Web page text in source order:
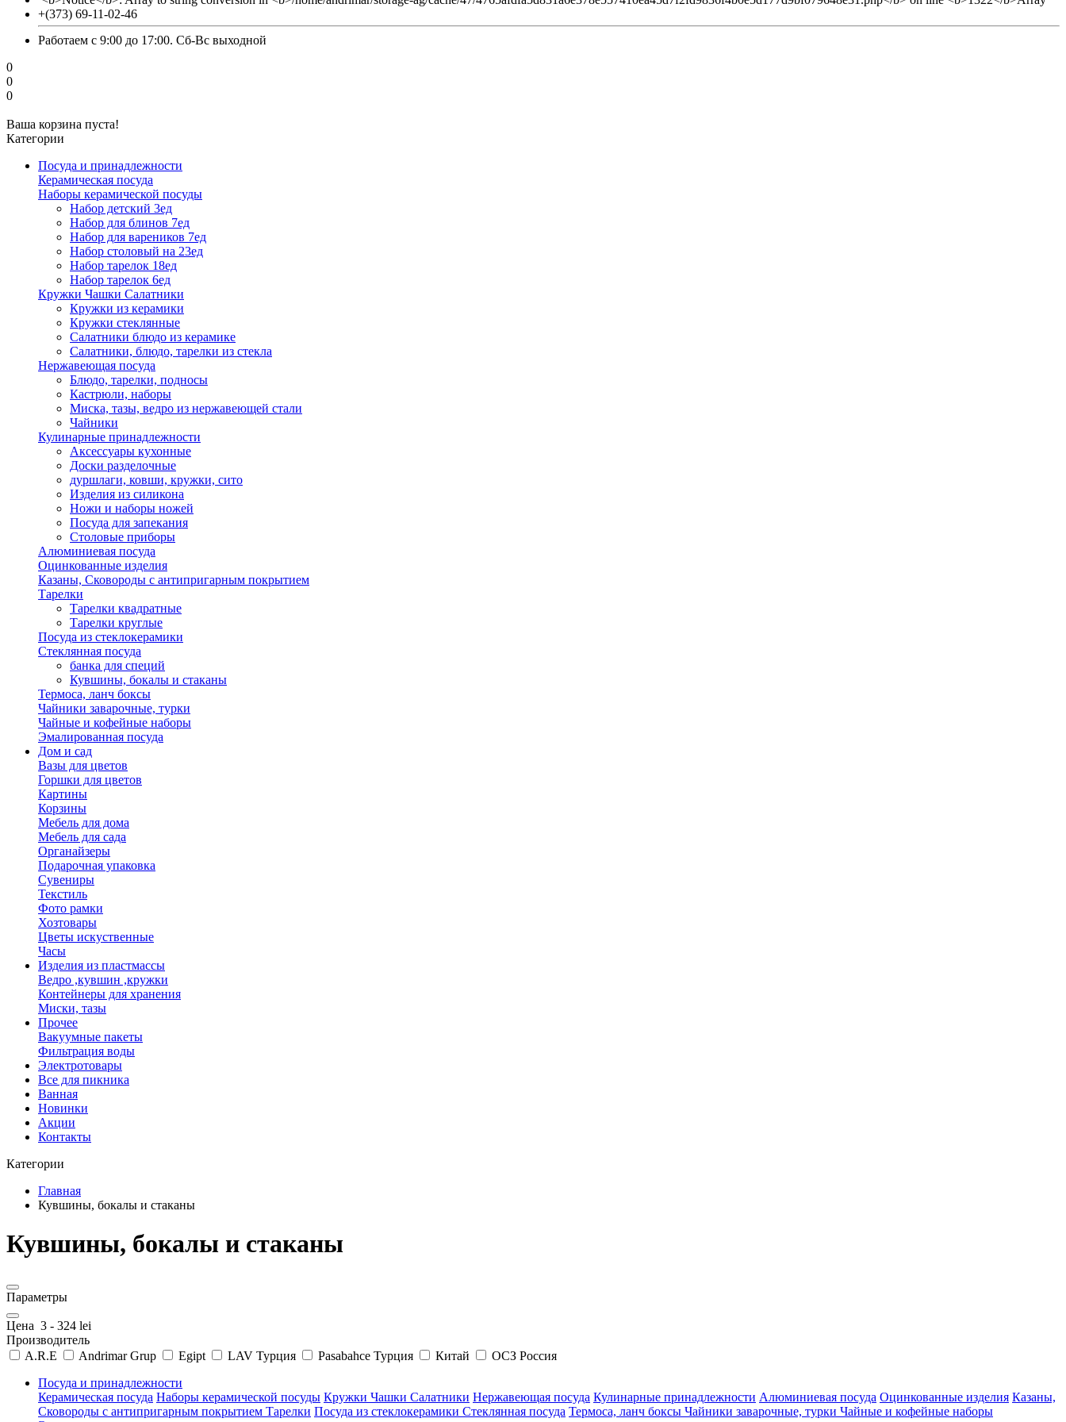
+(373) 69-11-02-46
Работаем с 9:00 до 17:00. Сб-Вс выходной
0
0
0
Ваша корзина пуста!
Категории
Посуда и принадлежности
Керамическая посуда
Наборы керамической посуды
Набор детский 3ед
Набор для блинов 7ед
Набор для вареников 7ед
Набор столовый на 23ед
Набор тарелок 18ед
Набор тарелок 6ед
Кружки Чашки Салатники
Кружки из керамики
Кружки стеклянные
Салатники блюдо из керамике
Салатники, блюдо, тарелки из стекла
Нержавеющая посуда
Блюдо, тарелки, подносы
Кастрюли, наборы
Миска, тазы, ведро из нержавеющей стали
Чайники
Кулинарные принадлежности
Аксессуары кухонные
Доски разделочные
дуршлаги, ковши, кружки, сито
Изделия из силикона
Ножи и наборы ножей
Посуда для запекания
Столовые приборы
Алюминиевая посуда
Оцинкованные изделия
Казаны, Сковороды с антипригарным покрытием
Тарелки
Тарелки квадратные
Тарелки круглые
Посуда из стеклокерамики
Стеклянная посуда
банка для специй
Кувшины, бокалы и стаканы
Термоса, ланч боксы
Чайники заварочные, турки
Чайные и кофейные наборы
Эмалированная посуда
Дом и сад
Вазы для цветов
Горшки для цветов
Картины
Корзины
Мебель для дома
Мебель для сада
Органайзеры
Подарочная упаковка
Сувениры
Текстиль
Фото рамки
Хозтовары
Цветы искуственные
Часы
Изделия из пластмассы
Ведро ,кувшин ,кружки
Контейнеры для хранения
Миски, тазы
Прочее
Вакуумные пакеты
Фильтрация воды
Электротовары
Все для пикника
Ванная
Новинки
Акции
Контакты
Категории
Главная
Кувшины, бокалы и стаканы
Кувшины, бокалы и стаканы
Параметры
Цена 3 - 324 lei
Производитель
A.R.E
Andrimar Grup Egipt LAV Турция Pasabahce Турция Китай
ОСЗ Россия
Посуда и принадлежности
Керамическая посуда Наборы керамической посуды Кружки Чашки Салатники Нержавеющая посуда Кулинарные принадлежности Алюминиевая посуда Оцинкованные изделия Казаны,
Сковороды с антипригарным покрытием Тарелки Посуда из стеклокерамики Стеклянная посуда Термоса, ланч боксы Чайники заварочные, турки Чайные и кофейные наборы